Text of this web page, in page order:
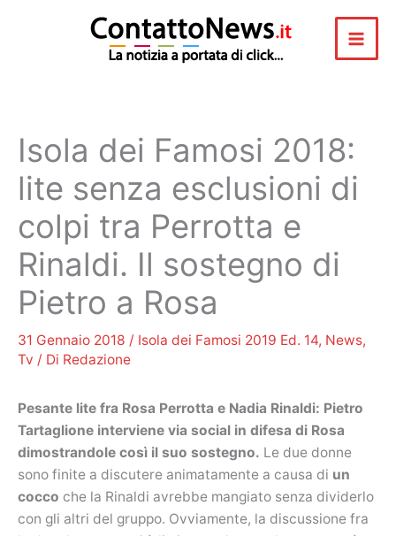
Isola dei Famosi 2018:
lite senza esclusioni di
colpi tra Perrotta e
Rinaldi. Il sostegno di
Pietro a Rosa
31 Gennaio 2018 / Isola dei Famosi 2019 Ed. 14, News,
Tv / Di Redazione
Pesante lite fra Rosa Perrotta e Nadia Rinaldi: Pietro
Tartaglione interviene via social in difesa di Rosa
dimostrandole così il suo sostegno. Le due donne
sono finite a discutere animatamente a causa di un
cocco che la Rinaldi avrebbe mangiato senza dividerlo
con gli altri del gruppo. Ovviamente, la discussione fra